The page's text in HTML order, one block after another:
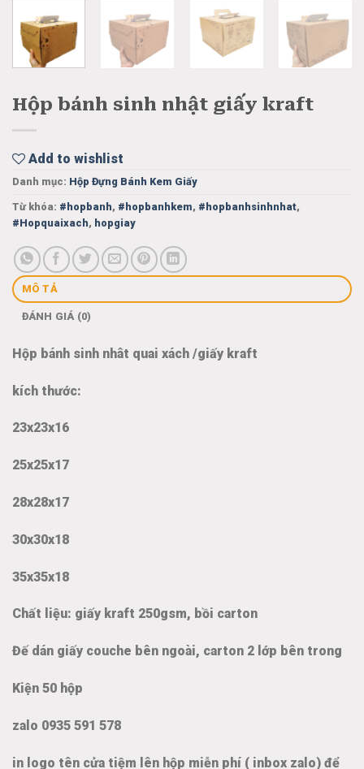
Hộp bánh sinh nhật giấy kraft
Add to wishlist
Danh mục: Hộp Đựng Bánh Kem Giấy
Từ khóa: #hopbanh, #hopbanhkem, #hopbanhsinhnhat,
#Hopquaixach, hopgiay
MÔ TẢ
ĐÁNH GIÁ (0)
Hộp bánh sinh nhât quai xách /giấy kraft
kích thước:
23x23x16
25x25x17
28x28x17
30x30x18
35x35x18
Chất liệu: giấy kraft 250gsm, bồi carton
Đế dán giấy couche bên ngoài, carton 2 lớp bên trong
Kiện 50 hộp
zalo 0935 591 578
in logo tên cửa tiệm lên hộp miễn phí ( inbox zalo) để